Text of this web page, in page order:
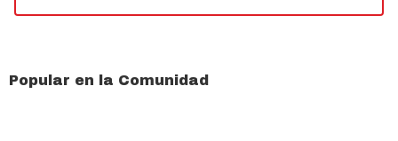
Popular en la Comunidad